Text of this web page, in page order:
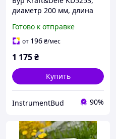
диаметр 200 мм, длина
Готово к отправке
от 196₴/мес
1 175₴
Купить
InstrumentBud 90%